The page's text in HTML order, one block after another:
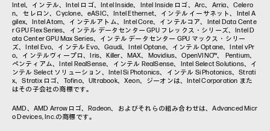
Intel、インテル、Intel ロゴ、Intel Inside、Intel Inside ロゴ、Arc、Arria、Celero
n、セレロン、Cyclone、eASIC、Intel Ethernet、インテル イーサネット、Intel A
gilex、Intel Atom、インテルアトム、Intel Core、インテルコア、Intel Data Cente
r GPU Flex Series、インテル データセンター GPU フレックス・シリーズ、Intel D
ata Center GPU Max Series、インテル データセンター GPU マックス・シリー
ズ、Intel Evo、インテル Evo、Gaudi、Intel Optane、インテル Optane、Intel vPr
o、インテルヴィープロ、Iris、Killer、MAX、Movidius、OpenVINO™、 Pentium、
ペンティアム、Intel RealSense、インテル RealSense、Intel Select Solutions、イ
ンテル Select ソリューション、Intel Si Photonics、インテル Si Photonics、Strati
x、Stratix ロゴ、Tofino、Ultrabook、Xeon、ジーオンは、Intel Corporation また
はその子会社の商標です。
AMD、AMD Arrowロゴ、Radeon、およびそれらの組み合わせは、Advanced Micr
o Devices, Inc.の商標です。